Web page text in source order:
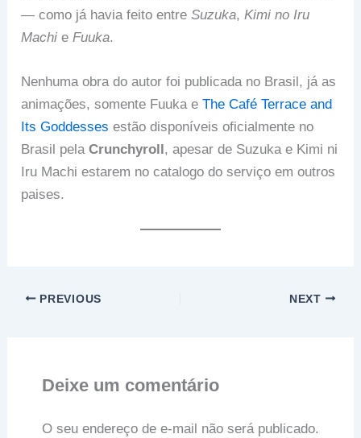
— como já havia feito entreSuzuka,Kimi no Iru
Machi eFuuka.
Nenhuma obra do autor foi publicada no Brasil, já as
animações, somente Fuuka eThe Café Terrace and
Its Goddesses estão disponíveis oficialmente no
Brasil pelaCrunchyroll , apesar de Suzuka e Kimi ni
Iru Machi estarem no catalogo do serviço em outros
paises.
PREVIOUS NEXT
Deixe um comentário
O seu endereço de e-mail não será publicado.